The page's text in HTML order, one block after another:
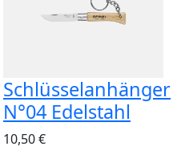
Schlüsselanhänger
N°04 Edelstahl
10,50 €